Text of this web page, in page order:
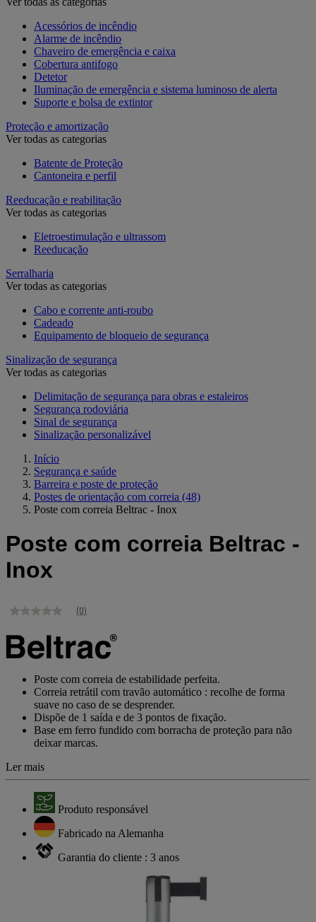
Acessórios de incêndio
Alarme de incêndio
Chaveiro de emergência e caixa
Cobertura antifogo
Detetor
Iluminação de emergência e sistema luminoso de alerta
Suporte e bolsa de extintor
Proteção e amortização
Ver todas as categorias
Batente de Proteção
Cantoneira e perfil
Reeducação e reabilitação
Ver todas as categorias
Eletroestimulação e ultrassom
Reeducação
Serralharia
Ver todas as categorias
Cabo e corrente anti-roubo
Cadeado
Equipamento de bloqueio de segurança
Sinalização de segurança
Ver todas as categorias
Delimitação de segurança para obras e estaleiros
Segurança rodoviária
Sinal de segurança
Sinalização personalizável
Início
Segurança e saúde
Barreira e poste de proteção
Postes de orientação com correia (48)
Poste com correia Beltrac - Inox
Poste com correia Beltrac -
Inox
Sem
de
classificação
Link
mesma
página.
(0)
Poste com correia de estabilidade perfeita.
Correia retrátil com travão automático : recolhe de forma
suave no caso de se desprender.
Dispõe de 1 saída e de 3 pontos de fixação.
Base em ferro fundido com borracha de proteção para não
deixar marcas.
Ler mais
Produto responsável
Fabricado na Alemanha
Garantia do cliente : 3 anos